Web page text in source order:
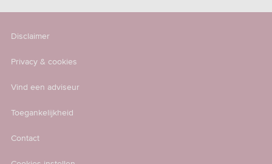
Disclaimer
Privacy & cookies
Vind een adviseur
Toegankelijkheid
Contact